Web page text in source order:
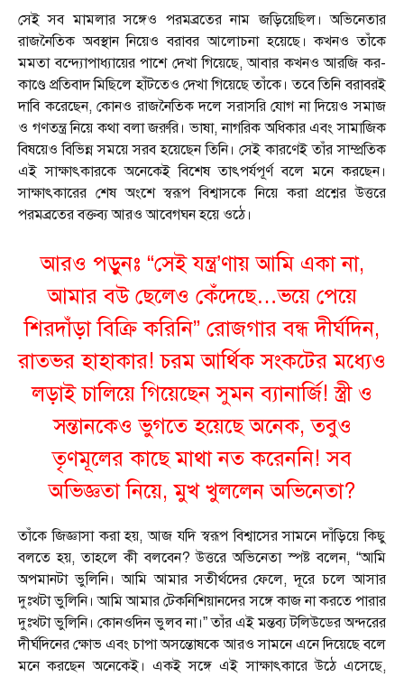
সেই সব মামলার সঙ্গেও পরমব্রতের নাম জড়িয়েছিল। অভিনেতার
রাজনৈতিক অবস্থান নিয়েও বরাবর আলোচনা হয়েছে। কখনও তাঁকে
মমতা বন্দ্যোপাধ্যায়ের পাশে দেখা গিয়েছে, আবার কখনও আরজি কর-
কাণ্ডে প্রতিবাদ মিছিলে হাঁটতেও দেখা গিয়েছে তাঁকে। তবে তিনি বরাবরই
দাবি করেছেন, কোনও রাজনৈতিক দলে সরাসরি যোগ না দিয়েও সমাজ
ও গণতন্ত্র নিয়ে কথা বলা জরুরি। ভাষা, নাগরিক অধিকার এবং সামাজিক
বিষয়েও বিভিন্ন সময়ে সরব হয়েছেন তিনি। সেই কারণেই তাঁর সাম্প্রতিক
এই সাক্ষাৎকারকে অনেকেই বিশেষ তাৎপর্যপূর্ণ বলে মনে করছেন।
সাক্ষাৎকারের শেষ অংশে স্বরূপ বিশ্বাসকে নিয়ে করা প্রশ্নের উত্তরে
পরমব্রতের বক্তব্য আরও আবেগঘন হয়ে ওঠে।
আরও পড়ুনঃ “সেই যন্ত্র’ণায় আমি একা না,
আমার বউ ছেলেও কেঁদেছে…ভয়ে পেয়ে
শিরদাঁড়া বিক্রি করিনি” রোজগার বন্ধ দীর্ঘদিন,
রাতভর হাহাকার! চরম আর্থিক সংকটের মধ্যেও
লড়াই চালিয়ে গিয়েছেন সুমন ব্যানার্জি! স্ত্রী ও
সন্তানকেও ভুগতে হয়েছে অনেক, তবুও
তৃণমূলের কাছে মাথা নত করেননি! সব
অভিজ্ঞতা নিয়ে, মুখ খুললেন অভিনেতা?
তাঁকে জিজ্ঞাসা করা হয়, আজ যদি স্বরূপ বিশ্বাসের সামনে দাঁড়িয়ে কিছু
বলতে হয়, তাহলে কী বলবেন? উত্তরে অভিনেতা স্পষ্ট বলেন, “আমি
অপমানটা ভুলিনি। আমি আমার সতীর্থদের ফেলে, দূরে চলে আসার
দুঃখটা ভুলিনি। আমি আমার টেকনিশিয়ানদের সঙ্গে কাজ না করতে পারার
দুঃখটা ভুলিনি। কোনওদিন ভুলব না।” তাঁর এই মন্তব্য টলিউডের অন্দরের
দীর্ঘদিনের ক্ষোভ এবং চাপা অসন্তোষকে আরও সামনে এনে দিয়েছে বলে
মনে করছেন অনেকেই। একই সঙ্গে এই সাক্ষাৎকারে উঠে এসেছে,